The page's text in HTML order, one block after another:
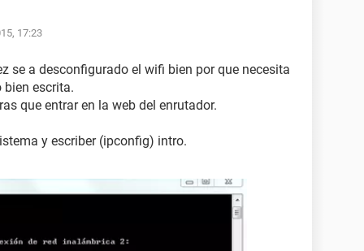
17:23
se a desconfigurado el wifi bien por que necesita
bien escrita.
que entrar en la web del enrutador.
y escriber (ipconfig) intro.